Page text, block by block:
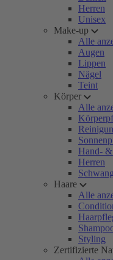
Herren
Unisex
Make-up
Alle
Augen
Lippen
Nägel
Teint
Körper
Alle
Hand-
Herren
Haare
Alle
Styling
Zertifizierte